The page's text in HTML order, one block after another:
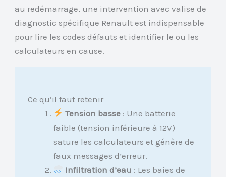
au redémarrage, une intervention avec valise de
diagnostic spécifique Renault est indispensable
pour lire les codes défauts et identifier le ou les
calculateurs en cause.
Ce qu’il faut retenir
Tension basse : Une batterie
faible (tension inférieure à 12V)
sature les calculateurs et génère de
faux messages d’erreur.
Infiltration d’eau : Les baies de